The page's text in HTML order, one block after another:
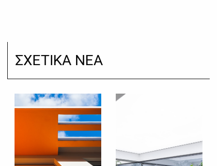
ΣΧΕΤΙΚΑ ΝΕΑ